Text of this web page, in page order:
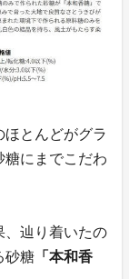
とんどがグラ
糖にまでこだわ
、辿り着いたの
砂糖 「本和香